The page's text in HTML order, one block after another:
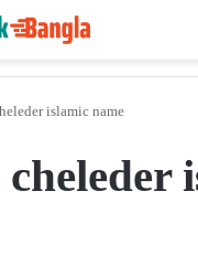
islamic name
cheleder